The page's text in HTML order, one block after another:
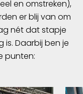
en omstreken),
er blij van om
nét dat stapje
is. Daarbij ben je
punten: